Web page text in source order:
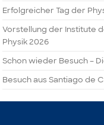
Erfolgreicher Tag der
Vorstellung der Institute
Physik 2026
Schon wieder Besuch –
Besuch aus Santiago de